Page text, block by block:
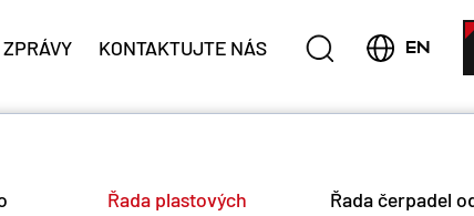
ZPRÁVY KONTAKTUJTE NÁS EN
Řada plastových
Řada čerpadel